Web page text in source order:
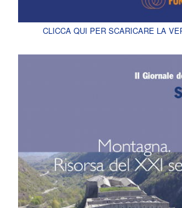
CLICCA QUI PER SCARICARE LA